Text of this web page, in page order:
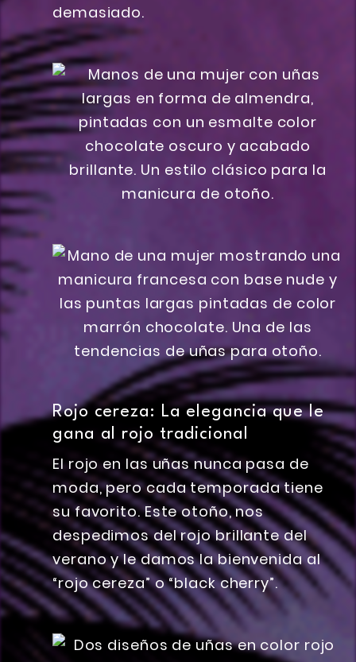
demasiado.
Rojo cereza: La elegancia que le
gana al rojo tradicional
El rojo en las uñas nunca pasa de
moda, pero cada temporada tiene
su favorito. Este otoño, nos
despedimos del rojo brillante del
verano y le damos la bienvenida al
“rojo cereza” o “black cherry”.